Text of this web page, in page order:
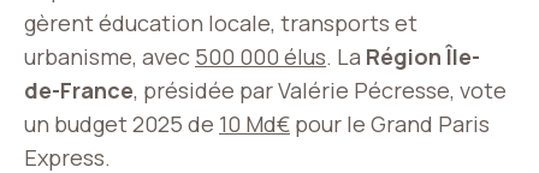
gèrent éducation locale, transports et
urbanisme, avec 500 000 élus. La Région Île-
de-France, présidée par Valérie Pécresse, vote
un budget 2025 de 10 Md€ pour le Grand Paris
Express.